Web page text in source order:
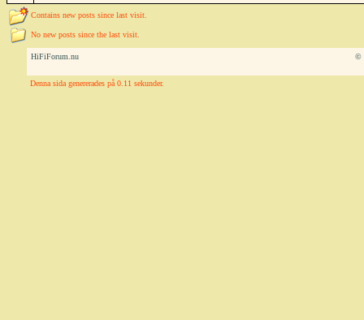
Contains new posts since last visit.
No new posts since the last visit.
HiFiForum.nu ©
Denna sida genererades på 0.11 sekunder.